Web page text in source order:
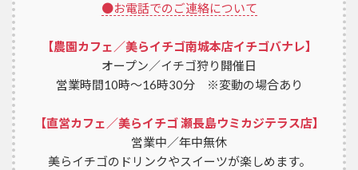
●お電話でのご連絡について
【農園カフェ／美らイチゴ南城本店イチゴバナレ】
オープン／イチゴ狩り開催日
営業時間10時～16時30分 ※変動の場合あり
【直営カフェ／美らイチゴ 瀬長島ウミカジテラス店】
営業中／年中無休
美らイチゴのドリンクやスイーツが楽しめます。